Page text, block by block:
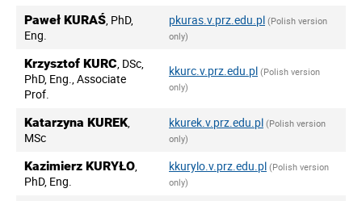
Paweł KURAŚ, PhD,
Eng.
pkuras.v.prz.edu.pl (Polish version
only)
Krzysztof KURC, DSc,
PhD, Eng., Associate
Prof.
kkurc.v.prz.edu.pl (Polish version
only)
Katarzyna KUREK,
MSc
kkurek.v.prz.edu.pl (Polish version
only)
Kazimierz KURYŁO,
PhD, Eng.
kkurylo.v.prz.edu.pl (Polish version
only)